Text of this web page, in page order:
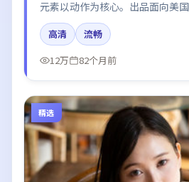
元素以动作为核心。出品面向美
春、雷佳音、河正宇、迪丽热巴
转，结尾留白引发讨论。
高清
流畅
12万
82个月前
精选